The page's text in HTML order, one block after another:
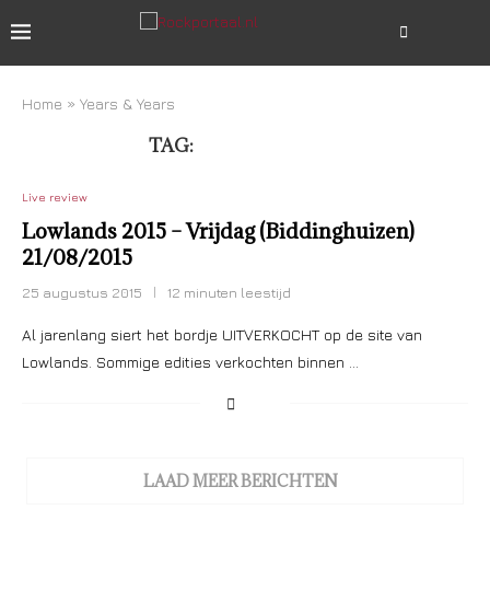
Home » Years & Years
TAG:
Live review
Lowlands 2015 – Vrijdag (Biddinghuizen)
21/08/2015
25 augustus 2015 12 minuten leestijd
Al jarenlang siert het bordje UITVERKOCHT op de site van
Lowlands. Sommige edities verkochten binnen …
LAAD MEER BERICHTEN